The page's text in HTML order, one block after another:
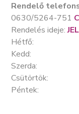
Rendelő
0630/5264-751
Rendelés ideje: